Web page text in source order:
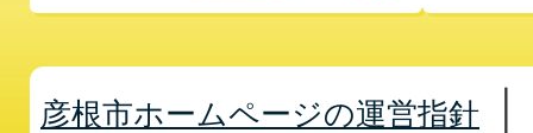
彦根市ホームページの運営指針